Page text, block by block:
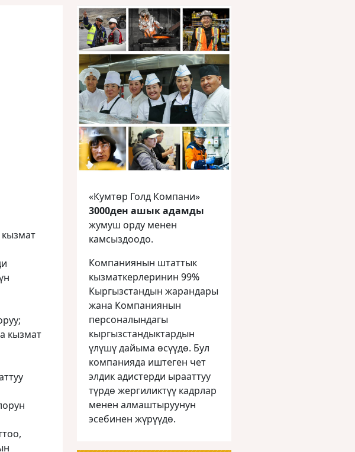
кызмат
«Кумтөр Голд Компани»
3000ден ашык адамды
жумуш орду менен
камсыздоодо.
Компаниянын штаттык
кызматкерлеринин 99%
Кыргызстандын жарандары
жана Компаниянын
персоналындагы
кыргызстандыктардын
үлүшү дайыма өсүүдө. Бул
компанияда иштеген чет
элдик адистерди ырааттуу
түрдө жергиликтүү кадрлар
менен алмаштыруунун
эсебинен жүрүүдө.